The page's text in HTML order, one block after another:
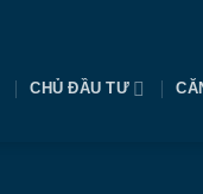
CHỦ ĐẦU TƯ